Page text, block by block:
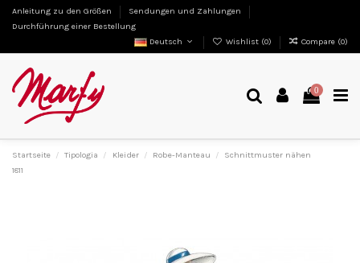
Anleitung zu den Größen
Sendungen und Zahlungen
Durchführung einer Bestellung
Deutsch
Wishlist (0) Compare (0)
0
Startseite Tipologia Kleider Robe-Manteau
Schnittmuster nähen
1811